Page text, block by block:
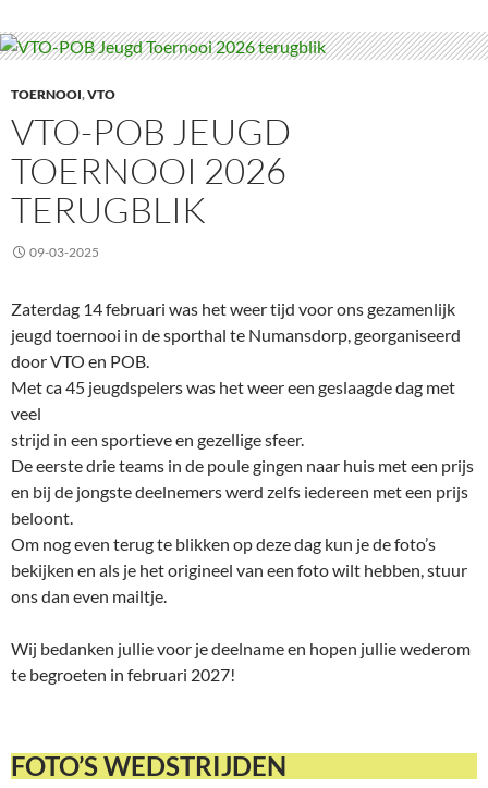
TOERNOOI,VTO
VTO-POB JEUGD
TOERNOOI 2026
TERUGBLIK
09-03-2025
Zaterdag 14 februari was het weer tijd voor ons gezamenlijk
jeugd toernooi in de sporthal te Numansdorp, georganiseerd
door VTO en POB.
Met ca 45 jeugdspelers was het weer een geslaagde dag met
veel
strijd in een sportieve en gezellige sfeer.
De eerste drie teams in de poule gingen naar huis met een prijs
en bij de jongste deelnemers werd zelfs iedereen met een prijs
beloont.
Om nog even terug te blikken op deze dag kun je de foto’s
bekijken en als je het origineel van een foto wilt hebben, stuur
ons dan even mailtje.
Wij bedanken jullie voor je deelname en hopen jullie wederom
te begroeten in februari 2027!
FOTO’S WEDSTRIJDEN